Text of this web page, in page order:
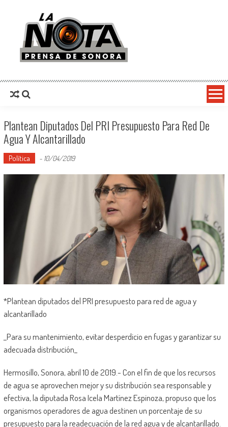
La Nota Prensa De Sonora
Plantean Diputados Del PRI Presupuesto Para Red De
Agua Y Alcantarillado
Política - 10/04/2019
*Plantean diputados del PRI presupuesto para red de agua y
alcantarillado
_Para su mantenimiento, evitar desperdicio en fugas y garantizar su
adecuada distribución_
Hermosillo, Sonora, abril 10 de 2019.- Con el fin de que los recursos
de agua se aprovechen mejor y su distribución sea responsable y
efectiva, la diputada Rosa Icela Martínez Espinoza, propuso que los
organismos operadores de agua destinen un porcentaje de su
presupuesto para la readecuación de la red agua y de alcantarillado.